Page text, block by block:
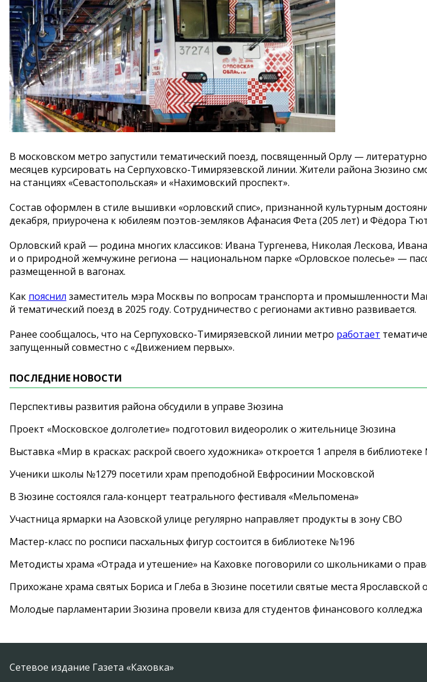
В московском метро запустили тематический поезд, посвященный Орлу —
месяцев курсировать на Серпуховско-Тимирязевской линии. Жители района Зюзино
на станциях «Севастопольская» и «Нахимовский проспект».
Состав оформлен в стиле вышивки «орловский спис», признанной культурным
декабря, приурочена к юбилеям поэтов-земляков Афанасия Фета (205 лет) и Фёдора
Орловский край — родина многих классиков: Ивана Тургенева, Николая Лескова,
и о природной жемчужине региона — национальном парке «Орловское полесье» —
размещенной в вагонах.
Как пояснил заместитель мэра Москвы по вопросам транспорта и промышленности
й тематический поезд в 2025 году. Сотрудничество с регионами активно развивается.
Ранее сообщалось, что на Серпуховско-Тимирязевской линии метро работает
запущенный совместно с «Движением первых».
ПОСЛЕДНИЕ НОВОСТИ
Перспективы развития района обсудили в управе Зюзина
Проект «Московское долголетие» подготовил видеоролик о жительнице Зюзина
Выставка «Мир в красках: раскрой своего художника» откроется 1 апреля в библиотеке
Ученики школы №1279 посетили храм преподобной Евфросинии Московской
В Зюзине состоялся гала-концерт театрального фестиваля «Мельпомена»
Участница ярмарки на Азовской улице регулярно направляет продукты в зону СВО
Мастер-класс по росписи пасхальных фигур состоится в библиотеке №196
Методисты храма «Отрада и утешение» на Каховке поговорили со школьниками о
Прихожане храма святых Бориса и Глеба в Зюзине посетили святые места Ярославской
Молодые парламентарии Зюзина провели квиза для студентов финансового колледжа
Сетевое издание Газета «Каховка»